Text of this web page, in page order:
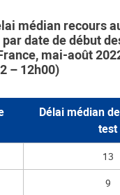
médian recours
date de début
mai-août
– 12h00)
Délai médian
test
13
9